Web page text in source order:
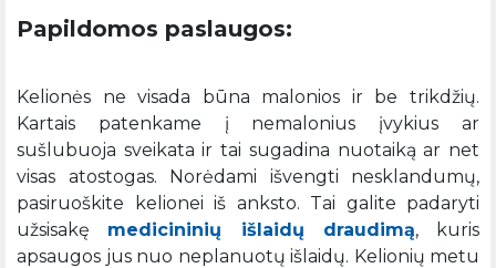
Papildomos paslaugos:
Kelionės ne visada būna malonios ir be trikdžių.
Kartais patenkame į nemalonius įvykius ar
sušlubuoja sveikata ir tai sugadina nuotaiką ar net
visas atostogas. Norėdami išvengti nesklandumų,
pasiruoškite kelionei iš anksto. Tai galite padaryti
užsisakę medicininių išlaidų draudimą, kuris
apsaugos jus nuo neplanuotų išlaidų. Kelionių metu